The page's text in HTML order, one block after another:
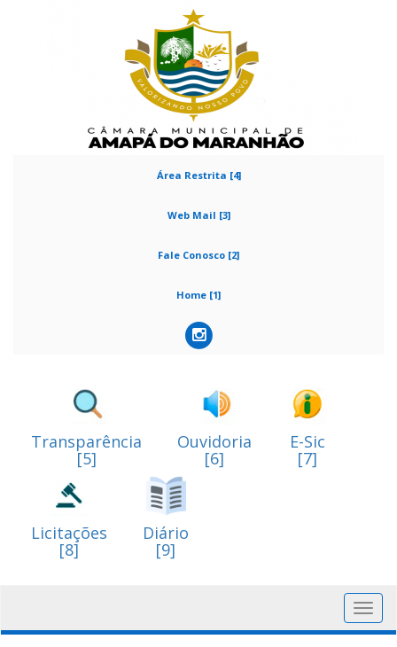
Área Restrita [4]
Web Mail [3]
Fale Conosco [2]
Home [1]
Transparência
[5]
Ouvidoria
[6]
E-Sic
[7]
Licitações
[8]
Diário
[9]